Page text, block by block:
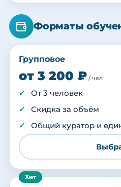
Форматы
Групповое
от 3 200 ₽ / чел
От 3 человек
Скидка за объём
Общий куратор и